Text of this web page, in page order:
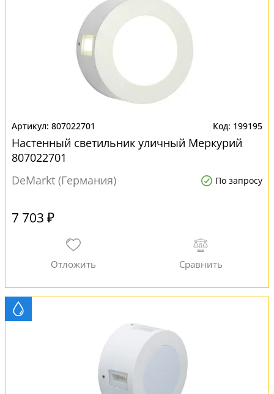
807022701 199195
Настенный светильник уличный Меркурий
807022701
DeMarkt (Германия)
По запросу
7 703 ₽